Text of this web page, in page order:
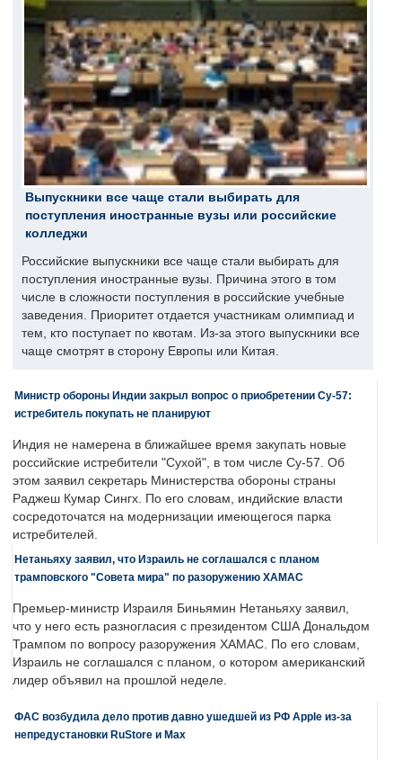
Выпускники все чаще стали выбирать для
поступления иностранные вузы или российские
колледжи
Российские выпускники все чаще стали выбирать для
поступления иностранные вузы. Причина этого в том
числе в сложности поступления в российские учебные
заведения. Приоритет отдается участникам олимпиад и
тем, кто поступает по квотам. Из-за этого выпускники все
чаще смотрят в сторону Европы или Китая.
Министр обороны Индии закрыл вопрос о приобретении Су-57:
истребитель покупать не планируют
Индия не намерена в ближайшее время закупать новые
российские истребители "Сухой", в том числе Су-57. Об
этом заявил секретарь Министерства обороны страны
Раджеш Кумар Сингх. По его словам, индийские власти
сосредоточатся на модернизации имеющегося парка
истребителей.
Нетаньяху заявил, что Израиль не соглашался с планом
трамповского "Совета мира" по разоружению ХАМАС
Премьер-министр Израиля Биньямин Нетаньяху заявил,
что у него есть разногласия с президентом США Дональдом
Трампом по вопросу разоружения ХАМАС. По его словам,
Израиль не соглашался с планом, о котором американский
лидер объявил на прошлой неделе.
ФАС возбудила дело против давно ушедшей из РФ Apple из-за
непредустановки RuStore и Max